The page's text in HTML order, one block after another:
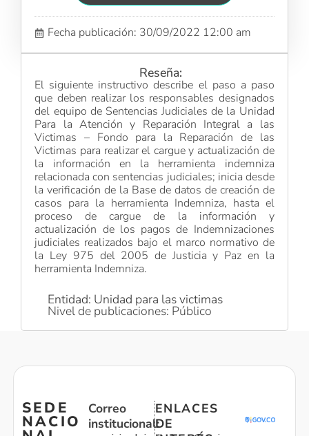
Fecha publicación: 30/09/2022 12:00 am
Reseña:
El siguiente instructivo describe el paso a paso
que deben realizar los responsables designados
del equipo de Sentencias Judiciales de la Unidad
Para la Atención y Reparación Integral a las
Victimas – Fondo para la Reparación de las
Victimas para realizar el cargue y actualización de
la información en la herramienta indemniza
relacionada con sentencias judiciales; inicia desde
la verificación de la Base de datos de creación de
casos para la herramienta Indemniza, hasta el
proceso de cargue de la información y
actualización de los pagos de Indemnizaciones
judiciales realizados bajo el marco normativo de
la Ley 975 del 2005 de Justicia y Paz en la
herramienta Indemniza.
Entidad: Unidad para las victimas
Nivel de publicaciones: Público
SEDE
NACIO
Correo
institucional:
ENLACES
DE